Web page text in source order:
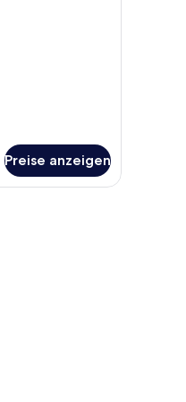
Preise anzeigen